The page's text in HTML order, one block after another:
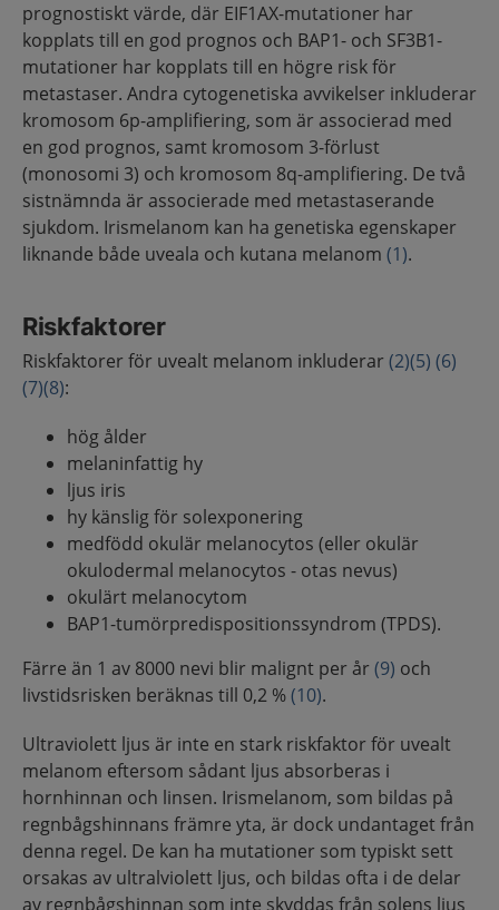
prognostiskt värde, där EIF1AX-mutationer har
kopplats till en god prognos och BAP1- och SF3B1-
mutationer har kopplats till en högre risk för
metastaser. Andra cytogenetiska avvikelser inkluderar
kromosom 6p-amplifiering, som är associerad med
en god prognos, samt kromosom 3-förlust
(monosomi 3) och kromosom 8q-amplifiering. De två
sistnämnda är associerade med metastaserande
sjukdom. Irismelanom kan ha genetiska egenskaper
liknande både uveala och kutana melanom (1).
Riskfaktorer
Riskfaktorer för uvealt melanom inkluderar (2)(5) (6)
(7)(8):
hög ålder
melaninfattig hy
ljus iris
hy känslig för solexponering
medfödd okulär melanocytos (eller okulär
okulodermal melanocytos - otas nevus)
okulärt melanocytom
BAP1-tumörpredispositionssyndrom (TPDS).
Färre än 1 av 8000 nevi blir malignt per år (9) och
livstidsrisken beräknas till 0,2 %(10).
Ultraviolett ljus är inte en stark riskfaktor för uvealt
melanom eftersom sådant ljus absorberas i
hornhinnan och linsen. Irismelanom, som bildas på
regnbågshinnans främre yta, är dock undantaget från
denna regel. De kan ha mutationer som typiskt sett
orsakas av ultralviolett ljus, och bildas ofta i de delar
av regnbågshinnan som inte skyddas från solens ljus